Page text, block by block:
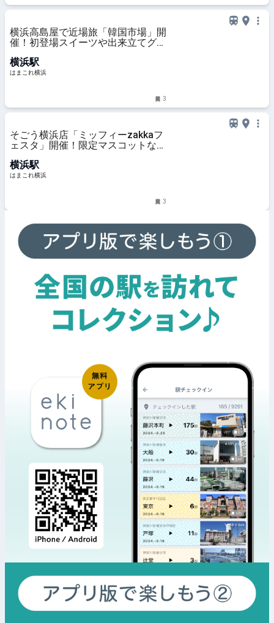
横浜高島屋で近場旅「韓国市場」開
催！初登場スイーツや出来立てグル
はまこれ横浜
横浜駅
はまこれ横浜
3
そごう横浜店「ミッフィーzakkaフ
ェスタ」開催！限定マスコットなど
トも | はまこれ横浜
横浜駅
はまこれ横浜
3